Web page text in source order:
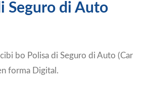
Seguro di Auto
bo Polisa di Seguro di Auto (Car
forma Digital.